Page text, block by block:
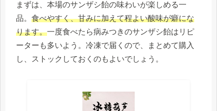
まずは、本場のサンザシ飴の味わいが楽しめる一
品。 食べやすく、甘みに加えて程よい酸味が癖にな
ります。一度食べたら病みつきのサンザシ飴はリピ
ーターも多いよう。冷凍で届くので、まとめて購入
し、ストックしておくのもよいでしょう。